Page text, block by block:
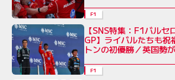
F1
【SNS特集：F1バルセ
GP】ライバルたちも祝
トンの初優勝／英国勢
F1